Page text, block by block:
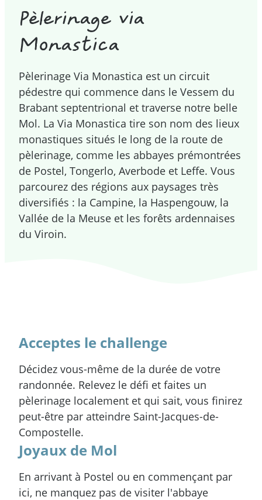
Pèlerinage via
Monastica
Pèlerinage Via Monastica est un circuit
pédestre qui commence dans le Vessem du
Brabant septentrional et traverse notre belle
Mol. La Via Monastica tire son nom des lieux
monastiques situés le long de la route de
pèlerinage, comme les abbayes prémontrées
de Postel, Tongerlo, Averbode et Leffe. Vous
parcourez des régions aux paysages très
diversifiés : la Campine, la Haspengouw, la
Vallée de la Meuse et les forêts ardennaises
du Viroin.
Acceptes le challenge
Décidez vous-même de la durée de votre
randonnée. Relevez le défi et faites un
pèlerinage localement et qui sait, vous finirez
peut-être par atteindre Saint-Jacques-de-
Compostelle.
Joyaux de Mol
En arrivant à Postel ou en commençant par
ici, ne manquez pas de visiter l'abbaye